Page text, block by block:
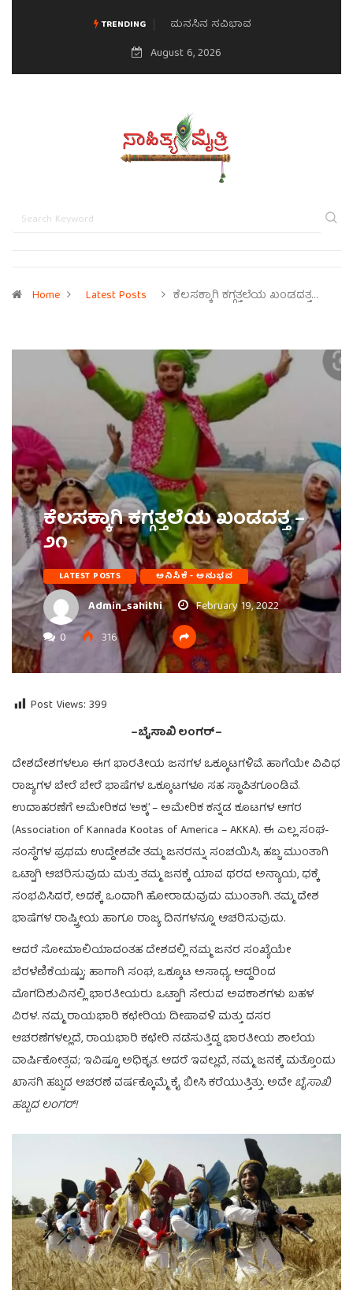
TRENDING ಮನಸಿನ ಸವಿಭಾವ
August 6, 2026
Home Latest Posts ಕೆಲಸಕ್ಕಾಗಿ ಕಗ್ಗತ್ತಲೆಯ ಖಂಡದತ್ತ…
ಕೆಲಸಕ್ಕಾಗಿ ಕಗ್ಗತ್ತಲೆಯ ಖಂಡದತ್ತ –
೨೧
LATEST POSTS ಅನಿಸಿಕೆ - ಅನುಭವ
Admin_sahithi
February 19, 2022
0
316
Post Views: 399
–ಬೈಸಾಖಿ ಲಂಗರ್–
ದೇಶದೇಶಗಳಲೂ ಈಗ ಭಾರತೀಯ ಜನಗಳ ಒಕ್ಕೂಟಗಳಿವೆ. ಹಾಗೆಯೇ ವಿವಿಧ
ರಾಜ್ಯಗಳ ಬೇರೆ ಬೇರೆ ಭಾಷೆಗಳ ಒಕ್ಕೂಟಗಳೂ ಸಹ ಸ್ಥಾಪಿತಗೂಂಡಿವೆ.
ಉದಾಹರಣೆಗೆ ಅಮೇರಿಕದ ‘ಅಕ್ಕ’ – ಅಮೇರಿಕ ಕನ್ನಡ ಕೂಟಗಳ ಆಗರ
(Association of Kannada Kootas of America – AKKA). ಈ ಎಲ್ಲ ಸಂಘ-
ಸಂಸ್ಥೆಗಳ ಪ್ರಥಮ ಉದ್ದೇಶವೇ ತಮ್ಮ ಜನರನ್ನು ಸಂಚಯಿಸಿ, ಹಬ್ಬ ಮುಂತಾಗಿ
ಒಟ್ಟಾಗಿ ಆಚರಿಸುವುದು ಮತ್ತು ತಮ್ಮ ಜನಕ್ಕೆ ಯಾವ ಥರದ ಅನ್ಯಾಯ, ಧಕ್ಕೆ
ಸಂಭವಿಸಿದರೆ, ಅದಕ್ಕೆ ಒಂದಾಗಿ ಹೋರಾಡುವುದು ಮುಂತಾಗಿ. ತಮ್ಮ ದೇಶ
ಭಾಷೆಗಳ ರಾಷ್ಟ್ರೀಯ ಹಾಗೂ ರಾಜ್ಯ ದಿನಗಳನ್ನೂ ಆಚರಿಸುವುದು.
ಆದರೆ ಸೋಮಾಲಿಯಾದಂತಹ ದೇಶದಲ್ಲಿ ನಮ್ಮ ಜನರ ಸಂಖ್ಯೆಯೇ
ಬೆರಳೆಣಿಕೆಯಷ್ಟು; ಹಾಗಾಗಿ ಸಂಘ, ಒಕ್ಕೂಟ ಅಸಾಧ್ಯ. ಆದ್ದರಿಂದ
ಮೊಗದಿಶುವಿನಲ್ಲಿ ಭಾರತೀಯರು ಒಟ್ಟಾಗಿ ಸೇರುವ ಅವಕಾಶಗಳು ಬಹಳ
ವಿರಳ. ನಮ್ಮ ರಾಯಭಾರಿ ಕಛೇರಿಯ ದೀಪಾವಳಿ ಮತ್ತು ದಸರ
ಆಚರಣೆಗಳಲ್ಲದೆ, ರಾಯಭಾರಿ ಕಛೇರಿ ನಡೆಸುತ್ತಿದ್ದ ಭಾರತೀಯ ಶಾಲೆಯ
ವಾರ್ಷಿಕೋತ್ಸವ; ಇವಿಷ್ಟೂ ಅಧಿಕೃತ. ಆದರೆ ಇವಲ್ಲದೆ, ನಮ್ಮ ಜನಕ್ಕೆ ಮತ್ತೊಂದು
ಖಾಸಗಿ ಹಬ್ಬದ ಆಚರಣೆ ವರ್ಷಕ್ಕೊಮ್ಮೆ ಕೈ ಬೀಸಿ ಕರೆಯುತ್ತಿತ್ತು. ಅದೇ ಬೈಸಾಖಿ
ಹಬ್ಬದ ಲಂಗರ್!